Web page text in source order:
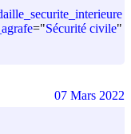
="Sécurité civile"
07 Mars 2022